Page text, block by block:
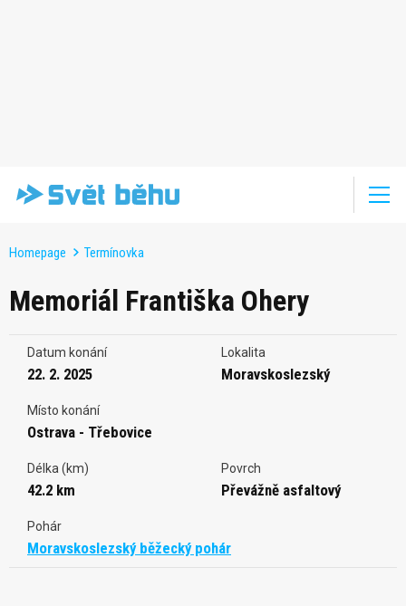
Homepage Termínovka
Memoriál Františka Ohery
Datum konání
22. 2. 2025
Lokalita
Moravskoslezský
Místo konání
Ostrava - Třebovice
Délka (km)
42.2 km
Povrch
Převážně asfaltový
Pohár
Moravskoslezský běžecký pohár